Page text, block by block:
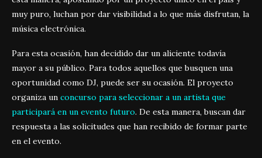
muy puro, luchan por dar visibilidad a lo que más disfrutan, la
música electrónica.
Para esta ocasión, han decidido dar un aliciente todavía
mayor a su público. Para todos aquellos que busquen una
oportunidad como DJ, puede ser su ocasión. El proyecto
organiza un concurso para seleccionar a un artista que
participará en un evento futuro. De esta manera, buscan dar
respuesta a las solicitudes que han recibido de formar parte
en el evento.